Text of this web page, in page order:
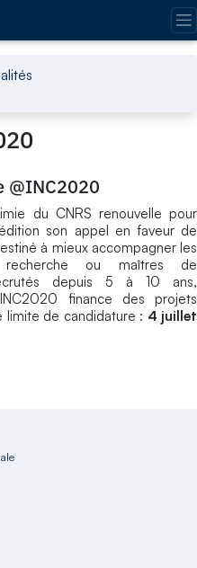
@INC2020
du CNRS renouvelle pour
son appel en faveur de
à mieux accompagner les
ou maîtres de
depuis 5 à 10 ans,
finance des projets
limite de candidature : 4 juillet